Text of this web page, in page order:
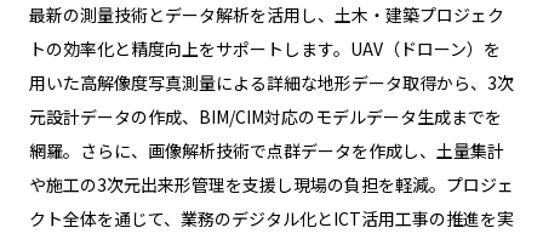
最新の測量技術とデータ解析を活用し、土木・建築プロジェク
トの効率化と精度向上をサポートします。UAV（ドローン）を
用いた高解像度写真測量による詳細な地形データ取得から、3次
元設計データの作成、BIM/CIM対応のモデルデータ生成までを
網羅。さらに、画像解析技術で点群データを作成し、土量集計
や施工の3次元出来形管理を支援し現場の負担を軽減。プロジェ
クト全体を通じて、業務のデジタル化とICT活用工事の推進を実